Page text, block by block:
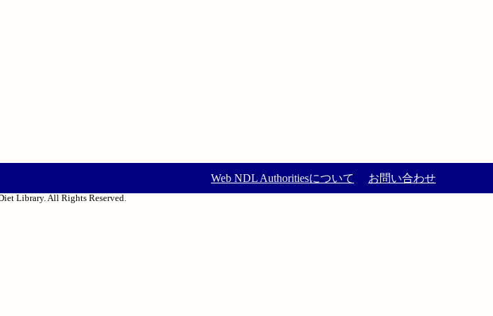
Web NDL Authoritiesについて お問い合わせ
Library. All Rights Reserved.